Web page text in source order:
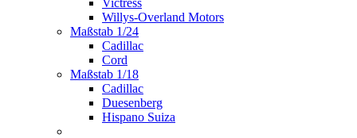
Victress
Willys-Overland Motors
Maßstab 1/24
Cadillac
Cord
Maßstab 1/18
Cadillac
Duesenberg
Hispano Suiza